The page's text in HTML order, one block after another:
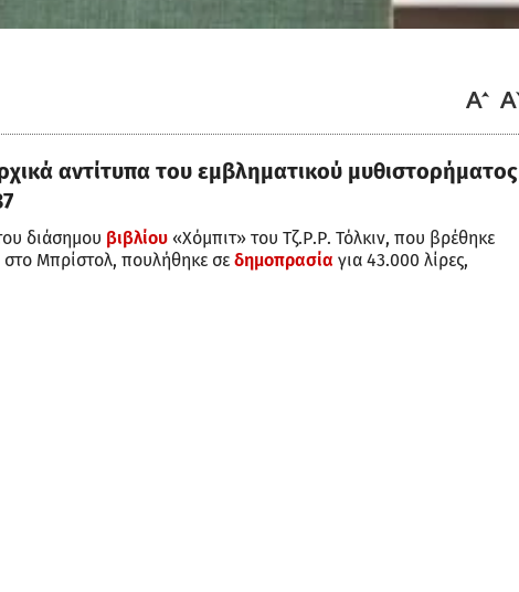
αντίτυπα του εμβληματικού μυθιστορήματος
διάσημου βιβλίου «Χόμπιτ» του Τζ.Ρ.Ρ. Τόλκιν, που βρέθηκε
στο Μπρίστολ, πουλήθηκε σε δημοπρασία για 43.000 λίρες,